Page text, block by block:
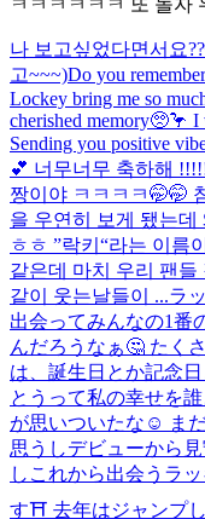
나 보고싶었다면서요
고~~~)Do you
Lockey bring me so
cherished memory🥺🦩
Sending you positive
💕 너무너무 축하해
짱이야 ㅋㅋㅋㅋ🤭🤭
을 우연히 보게 됐는데
ㅎㅎ ”락키“라는 이름
같은데 마치 우리 팬들
같이 웃는날들이 ...ラ
出会ってみんなの1番
んだろうなぁ🤔 たく
は、誕生日とか記念
とうって私の幸せを
が思いついたな☺️ ま
思うしデビューから
しこれから出会うラ
す⛩ 去年はジャンプ